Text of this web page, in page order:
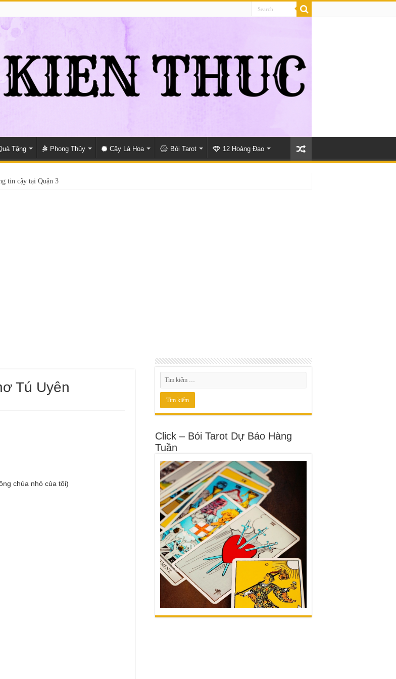
Tặng Phong Thủy Cây Lá Hoa Bói Tarot 12 Hoàng Đạo
tin cậy tại Quận 3
Tú Uyên
chúa nhỏ của tôi)
Click – Bói Tarot Dự Báo Hàng
Tuần